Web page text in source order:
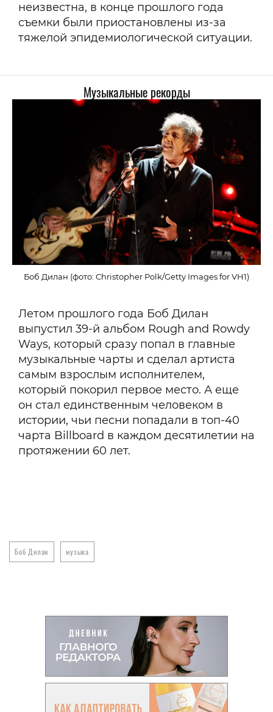
неизвестна, в конце прошлого года
съемки были приостановлены из-за
тяжелой эпидемиологической ситуации.
Музыкальные рекорды
Боб Дилан (фото: Christopher Polk/Getty Images for VH1)
Летом прошлого года Боб Дилан
выпустил 39-й альбом Rough and Rowdy
Ways, который сразу попал в главные
музыкальные чарты и сделал артиста
самым взрослым исполнителем,
который покорил первое место. А еще
он стал единственным человеком в
истории, чьи песни попадали в топ-40
чарта Billboard в каждом десятилетии на
протяжении 60 лет.
Боб Дилан музыка